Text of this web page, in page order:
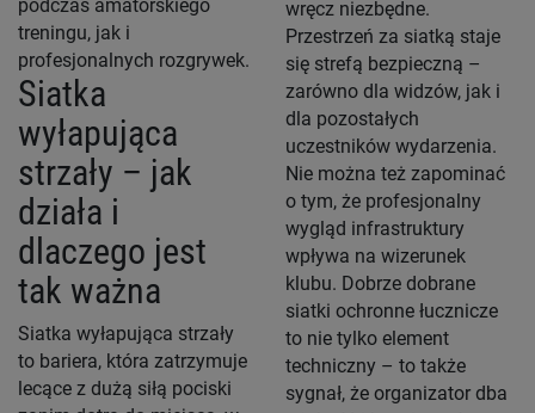
podczas amatorskiego
treningu, jak i
profesjonalnych rozgrywek.
Siatka
wyłapująca
strzały – jak
działa i
dlaczego jest
tak ważna
Siatka wyłapująca strzały
to bariera, która zatrzymuje
lecące z dużą siłą pociski
wręcz niezbędne.
Przestrzeń za siatką staje
się strefą bezpieczną –
zarówno dla widzów, jak i
dla pozostałych
uczestników wydarzenia.
Nie można też zapominać
o tym, że profesjonalny
wygląd infrastruktury
wpływa na wizerunek
klubu. Dobrze dobrane
siatki ochronne łucznicze
to nie tylko element
techniczny – to także
sygnał, że organizator dba